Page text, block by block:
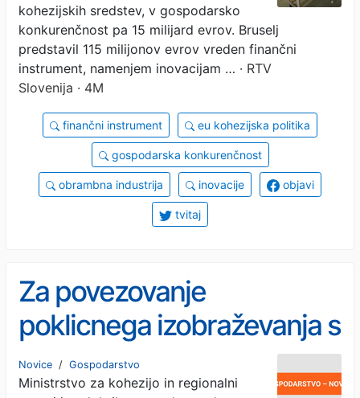
kohezijskih sredstev, v gospodarsko
konkurenčnost pa 15 milijard evrov. Bruselj
predstavil 115 milijonov evrov vreden finančni
instrument, namenjem inovacijam … · RTV
Slovenija · 4M
finančni instrument eu kohezijska politika
gospodarska konkurenčnost
obrambna industrija inovacije objavi
tvitaj
Za povezovanje
poklicnega izobraževanja s
trgom dela 12 milijonov
Novice / Gospodarstvo
Ministrstvo za kohezijo in regionalni